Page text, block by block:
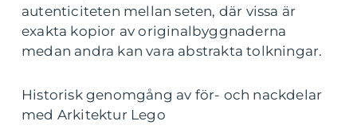
autenticiteten mellan seten, där vissa är
exakta kopior av originalbyggnaderna
medan andra kan vara abstrakta tolkningar.
Historisk genomgång av för- och nackdelar
med Arkitektur Lego